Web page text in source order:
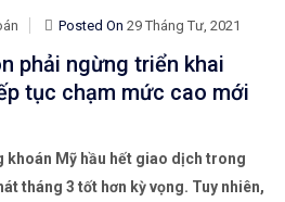
Posted On 29 Tháng Tư, 2021
phải ngừng triển khai
tục chạm mức cao mới
khoán Mỹ hầu hết giao dịch trong
tháng 3 tốt hơn kỳ vọng. Tuy nhiên,